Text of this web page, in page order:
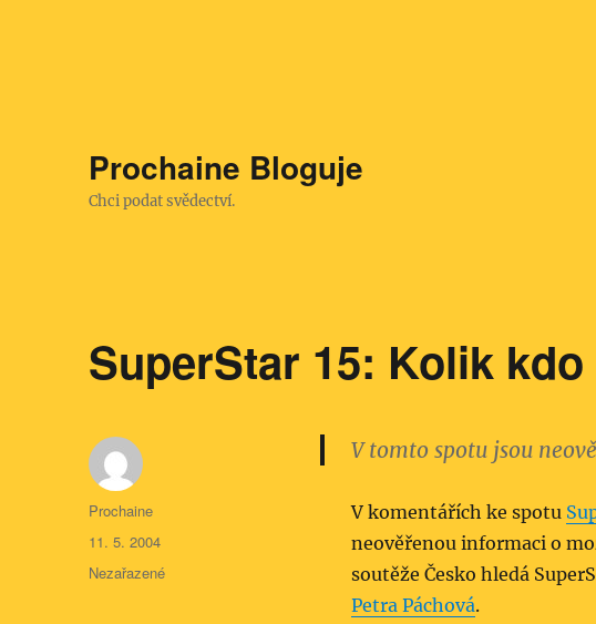
Prochaine Bloguje
Chci podat svědectví.
SuperStar 15: Kolik
V tomto spotu jsou
V komentářích ke spotu
neověřenou informaci o
soutěže Česko hledá
Petra Páchová.
Autor:
Prochaine
Publikováno:
11. 5. 2004
Rubriky:
Nezařazené